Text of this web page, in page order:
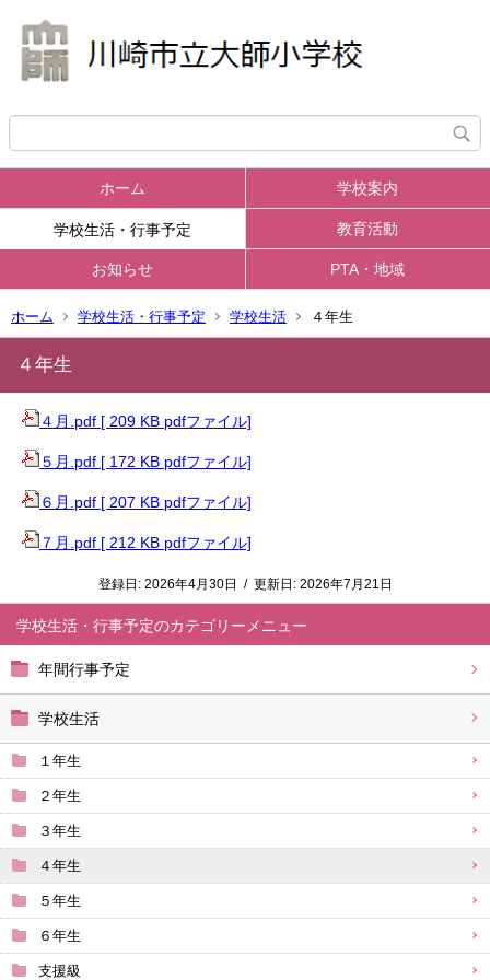
ホーム 学校案内
学校生活・行事予定 教育活動
お知らせ PTA・地域
ホーム 学校生活・行事予定 学校生活 ４年生
学校生活・行事予定
年間行事予定
学校生活
１年生
２年生
３年生
４年生
５年生
６年生
支援級
４年生
４月.pdf [ 209 KB pdfファイル]
５月.pdf [ 172 KB pdfファイル]
６月.pdf [ 207 KB pdfファイル]
７月.pdf [ 212 KB pdfファイル]
登録日: 2026年4月30日 / 更新日: 2026年7月21日